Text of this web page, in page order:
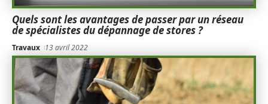
Quels sont les avantages de passer par un réseau
de spécialistes du dépannage de stores ?
Travaux 13 avril 2022